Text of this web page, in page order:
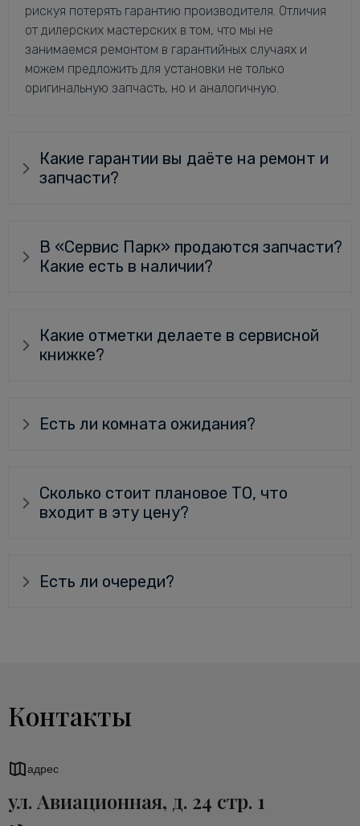
рискуя потерять гарантию производителя. Отличия
от дилерских мастерских в том, что мы не
занимаемся ремонтом в гарантийных случаях и
можем предложить для установки не только
оригинальную запчасть, но и аналогичную.
Какие гарантии вы даёте на ремонт и
запчасти?
В «Сервис Парк» продаются запчасти?
Какие есть в наличии?
Какие отметки делаете в сервисной
книжке?
Есть ли комната ожидания?
Сколько стоит плановое ТО, что
входит в эту цену?
Есть ли очереди?
Контакты
адрес
ул. Авиационная, д. 24 стр. 1